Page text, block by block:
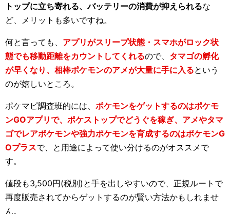
トップに立ち寄れる、バッテリーの消費が抑えられるな
ど、メリットも多いですね。
何と言っても、 アプリがスリープ状態・スマホがロック状
態でも移動距離をカウントしてくれるので、 タマゴの孵化
が早くなり、相棒ポケモンのアメが大量に手に入るという
のが嬉しいところ。
ポケマピ調査班的には、 ポケモンをゲットするのはポケモ
ンGOアプリで、ポケストップでどうぐを稼ぎ、アメやタマ
ゴでレアポケモンや強力ポケモンを育成するのはポケモンG
Oプラスで、と用途によって使い分けるのがオススメで
す。
値段も3,500円(税別)と手を出しやすいので、正規ルートで
再度販売されてからゲットするのが賢い方法かもしれませ
ん。